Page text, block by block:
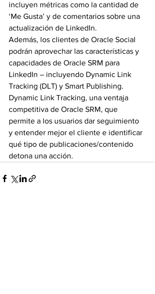
incluyen métricas como la cantidad de
‘Me Gusta’ y de comentarios sobre una
actualización de LinkedIn.
Además, los clientes de Oracle Social
podrán aprovechar las características y
capacidades de Oracle SRM para
LinkedIn – incluyendo Dynamic Link
Tracking (DLT) y Smart Publishing.
Dynamic Link Tracking, una ventaja
competitiva de Oracle SRM, que
permite a los usuarios dar seguimiento
y entender mejor el cliente e identificar
qué tipo de publicaciones/contenido
detona una acción.